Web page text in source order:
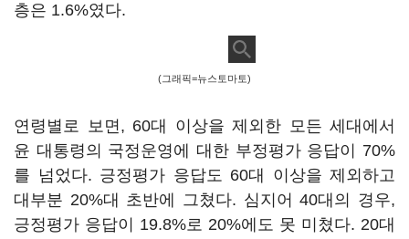
층은 1.6%였다.
(그래픽=뉴스토마토)
연령별로 보면, 60대 이상을 제외한 모든 세대에서
윤 대통령의 국정운영에 대한 부정평가 응답이 70%
를 넘었다. 긍정평가 응답도 60대 이상을 제외하고
대부분 20%대 초반에 그쳤다. 심지어 40대의 경우,
긍정평가 응답이 19.8%로 20%에도 못 미쳤다. 20대